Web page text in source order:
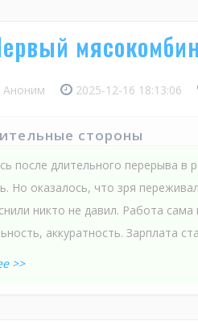
Аноним 2025-12-16 18:13:06
стороны
после длительного перерыва в
Но оказалось, что зря
никто не давил. Работа
аккуратность. Зарплата
>>